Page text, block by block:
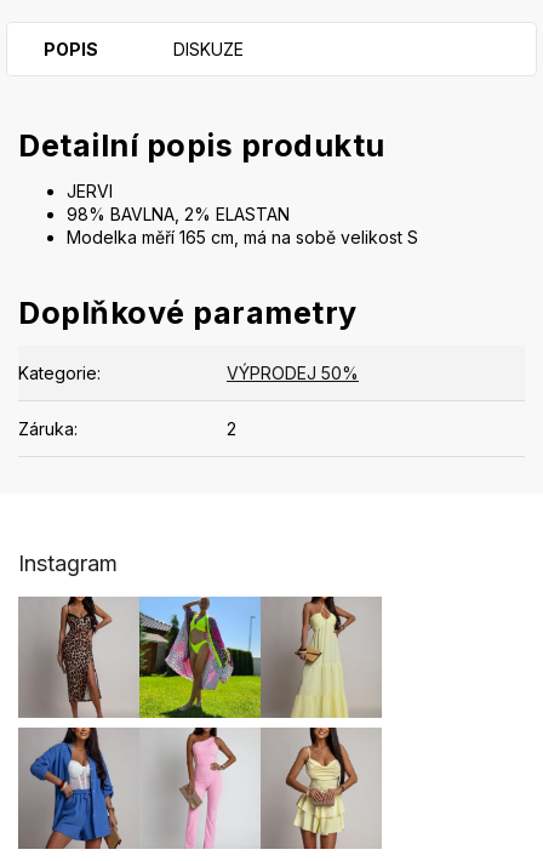
POPIS DISKUZE
Detailní popis produktu
JERVI
98% BAVLNA, 2% ELASTAN
Modelka měří 165 cm, má na sobě velikost S
Doplňkové parametry
Kategorie: VÝPRODEJ 50%
Záruka: 2
Instagram